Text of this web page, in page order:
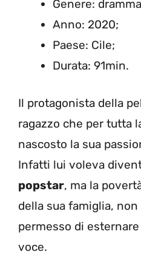
Genere:
Anno: 2020;
Paese: Cile;
Durata: 91min.
Il protagonista della
ragazzo che per tutta
nascosto la sua
Infatti lui voleva
popstar, ma la
della sua famiglia,
permesso di
voce.